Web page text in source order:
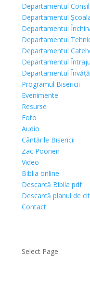
Departamentul
Departamentul
Departamentul
Departamentul
Departamentul
Departamentul
Departamentul
Programul Bisericii
Evenimente
Resurse
Foto
Audio
Cântările Bisericii
Zac Poonen
Video
Biblia online
Descarcă Biblia pdf
Descarcă planul de
Contact
Select Page